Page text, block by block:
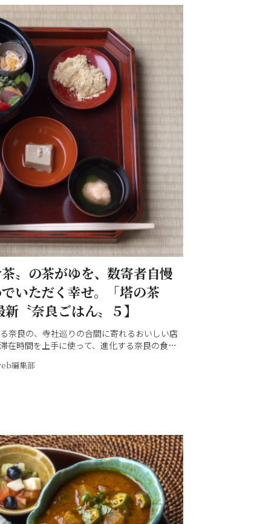
茶〟の茶がゆを、数寄者自慢
いただく幸せ。「塔の茶
〝奈良ごはん〟５】
奈良の、寺社巡りの合間に寄れるおいしい店
在時間を上手に使って、進化する奈良の食を
編集部